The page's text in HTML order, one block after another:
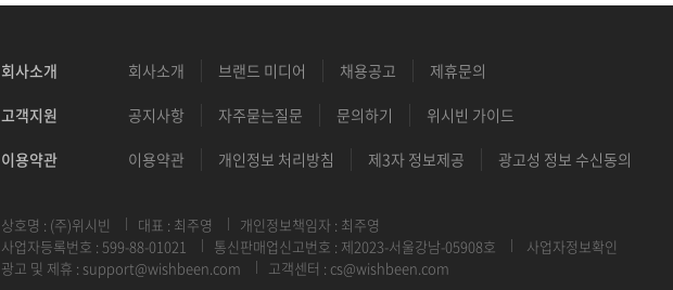
회사소개 회사소개 브랜드 미디어 채용공고 제휴문의
고객지원 공지사항 자주묻는질문 문의하기 위시빈 가이드
이용약관 이용약관 개인정보 처리방침 제3자 정보제공 광고성 정보 수신동의
상호명 : (주)위시빈 대표 : 최주영
개인정보책임자 : 최주영
사업자등록번호 : 599-88-01021
통신판매업신고번호 : 제2023-서울강남-05908호
사업자정보확인
광고 및 제휴 : support@wishbeen.com 고객센터 : cs@wishbeen.com